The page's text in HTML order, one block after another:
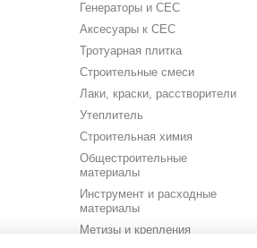
Генераторы и СЕС
Аксесуары к СЕС
Тротуарная плитка
Строительные смеси
Лаки, краски, расстворители
Утеплитель
Строительная химия
Общестроительные
материалы
Инструмент и расходные
материалы
Метизы и крепления